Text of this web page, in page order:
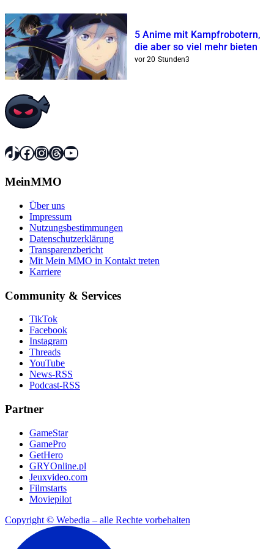
5 Anime mit Kampfrobotern,
die aber so viel mehr bieten
vor 20 Stunden3
TikTok
Facebook
Instagram
Threads
YouTube
MeinMMO
Über uns
Impressum
Nutzungsbestimmungen
Datenschutzerklärung
Transparenzbericht
Mit Mein MMO in Kontakt treten
Karriere
Community & Services
TikTok
Facebook
Instagram
Threads
YouTube
News-RSS
Podcast-RSS
Partner
GameStar
GamePro
GetHero
GRYOnline.pl
Jeuxvideo.com
Filmstarts
Moviepilot
Copyright © Webedia – alle Rechte vorbehalten